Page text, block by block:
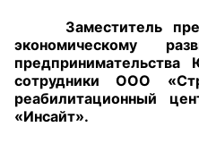
Заместитель
экономическому
сотрудники ООО
реабилитационный
«Инсайт».